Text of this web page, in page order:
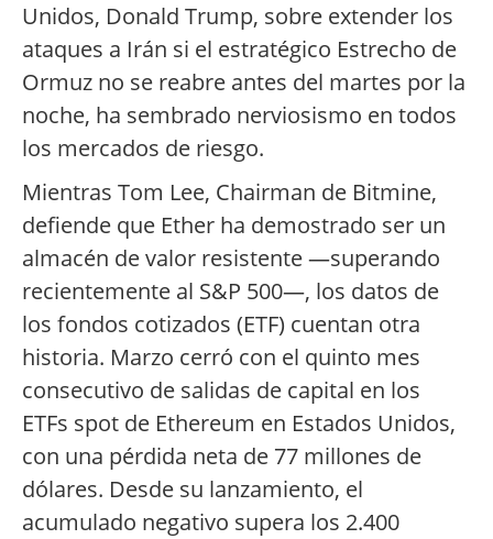
Unidos, Donald Trump, sobre extender los
ataques a Irán si el estratégico Estrecho de
Ormuz no se reabre antes del martes por la
noche, ha sembrado nerviosismo en todos
los mercados de riesgo.
Mientras Tom Lee, Chairman de Bitmine,
defiende que Ether ha demostrado ser un
almacén de valor resistente —superando
recientemente al S&P 500—, los datos de
los fondos cotizados (ETF) cuentan otra
historia. Marzo cerró con el quinto mes
consecutivo de salidas de capital en los
ETFs spot de Ethereum en Estados Unidos,
con una pérdida neta de 77 millones de
dólares. Desde su lanzamiento, el
acumulado negativo supera los 2.400